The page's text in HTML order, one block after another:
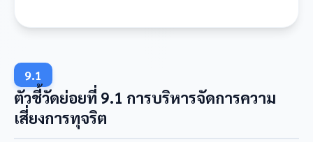
9.1
ตัวชี้วัดย่อยที่ 9.1 การบริหารจัดการความ
เสี่ยงการทุจริต